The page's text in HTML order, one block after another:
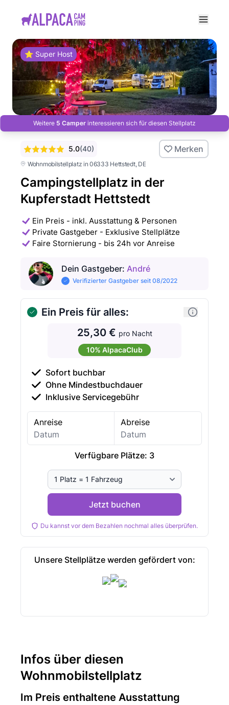
⭐ Super Host
Weitere 5 Camper interessieren sich für diesen Stellplatz
Wohnmobilstellplatz in 06333 Hettstedt, DE
Campingstellplatz in der
Kupferstadt Hettstedt
5.0(40) Merken
Ein Preis - inkl. Ausstattung & Personen
Private Gastgeber - Exklusive Stellplätze
Faire Stornierung - bis 24h vor Anreise
Dein Gastgeber: André
Verifizierter Gastgeber seit 08/2022
Ein Preis für alles:
25,30 € pro Nacht
10% AlpacaClub
Sofort buchbar
Ohne Mindestbuchdauer
Inklusive Servicegebühr
Anreise Abreise
Verfügbare Plätze: 3
Jetzt buchen
Du kannst vor dem Bezahlen nochmal alles überprüfen.
Unsere Stellplätze werden gefördert von:
Infos über diesen
Wohnmobilstellplatz
Im Preis enthaltene Ausstattung